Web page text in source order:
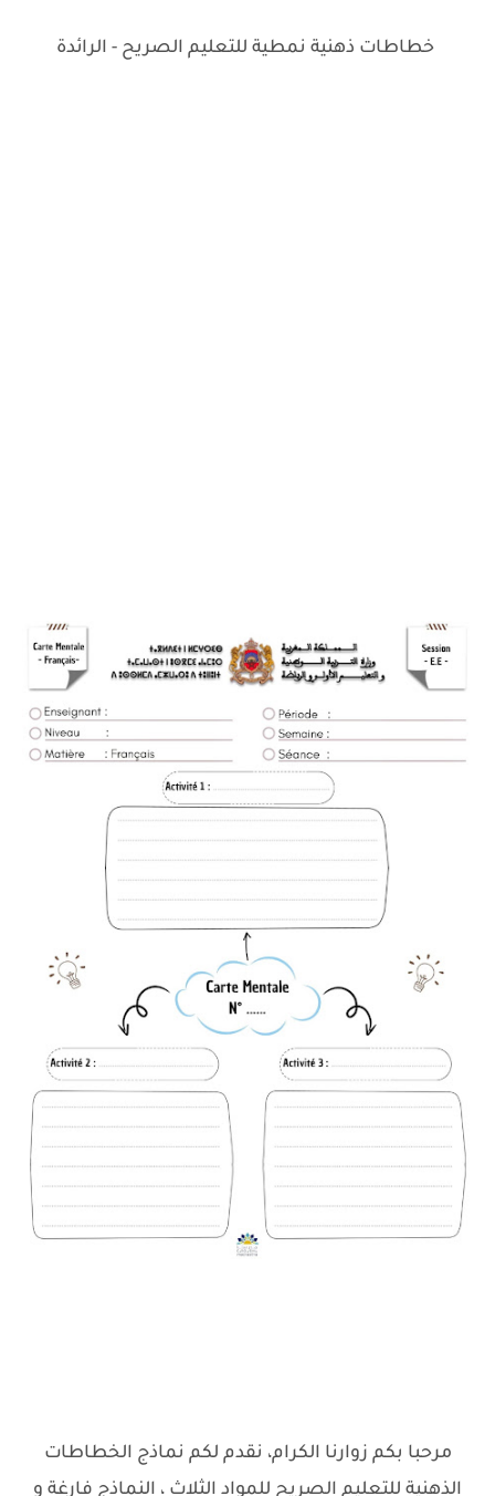
خطاطات ذهنية نمطية للتعليم الصريح - الرائدة
مرحبا بكم زوارنا الكرام، نقدم لكم نماذج الخطاطات
الذهنية للتعليم الصريح للمواد الثلاث ، النماذج فارغة و